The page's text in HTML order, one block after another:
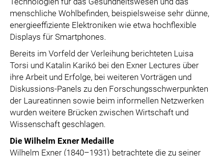
menschliche Wohlbefinden, beispielsweise sehr dünne,
energieeffiziente Elektroniken wie etwa hochflexible
Displays für Smartphones.
Bereits im Vorfeld der Verleihung berichteten Luisa
Torsi und Katalin Karikó bei den Exner Lectures über
ihre Arbeit und Erfolge, bei weiteren Vorträgen und
Diskussions-Panels zu den Forschungsschwerpunkten
der Laureatinnen sowie beim informellen Netzwerken
wurden weitere Brücken zwischen Wirtschaft und
Wissenschaft geschlagen.
Die Wilhelm Exner Medaille
Wilhelm Exner (1840–1931) betrachtete die zu seiner